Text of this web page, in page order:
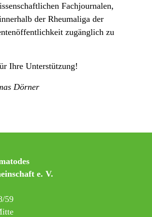
Fachjournalen,
der Rheumaliga der
zugänglich zu
Ihre Unterstützung!
Dörner
e. V.
59